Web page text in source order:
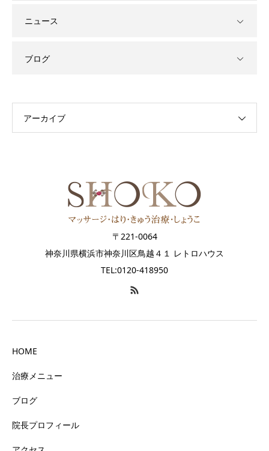
ニュース
ブログ
アーカイブ
〒221-0064
神奈川県横浜市神奈川区鳥越４１ レトロハウス
TEL:0120-418950
HOME
治療メニュー
ブログ
院長プロフィール